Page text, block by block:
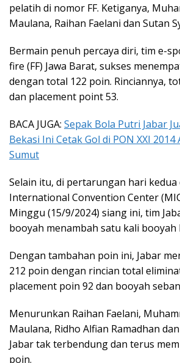
pelatih di nomor FF. Ketiganya,
Maulana, Raihan Faelani dan Sutan
Bermain penuh percaya diri, tim e-
fire (FF) Jawa Barat, sukses
dengan total 122 poin. Rinciannya,
dan placement point 53.
BACA JUGA: Sepak Bola Putri Jabar
Bekasi Ini Cetak Gol di PON XXI 2014
Sumut
Selain itu, di pertarungan hari kedua
International Convention Center
Minggu (15/9/2024) siang ini, tim
booyah menambah satu kali booyah
Dengan tambahan poin ini, Jabar
212 poin dengan rincian total
placement poin 92 dan booyah
Menurunkan Raihan Faelani,
Maulana, Ridho Alfian Ramadhan
Jabar tak terbendung dan terus
poin.